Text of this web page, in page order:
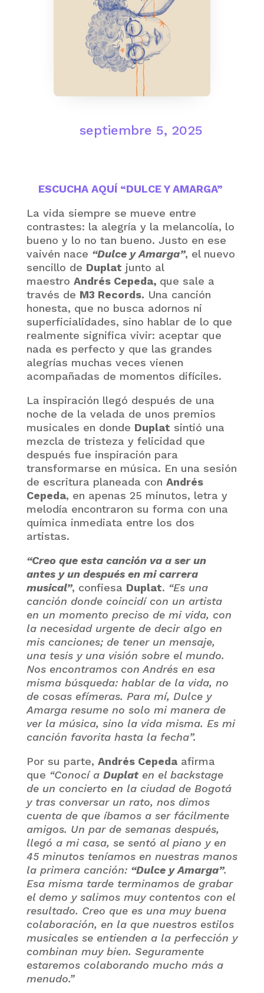
septiembre 5, 2025
ESCUCHA AQUÍ “DULCE Y AMARGA”
La vida siempre se mueve entre
contrastes: la alegría y la melancolía, lo
bueno y lo no tan bueno. Justo en ese
vaivén nace “Dulce y Amarga”, el nuevo
sencillo de Duplat junto al
maestro Andrés Cepeda, que sale a
través de M3 Records. Una canción
honesta, que no busca adornos ni
superficialidades, sino hablar de lo que
realmente significa vivir: aceptar que
nada es perfecto y que las grandes
alegrías muchas veces vienen
acompañadas de momentos difíciles.
La inspiración llegó después de una
noche de la velada de unos premios
musicales en donde Duplat sintió una
mezcla de tristeza y felicidad que
después fue inspiración para
transformarse en música. En una sesión
de escritura planeada con Andrés
Cepeda, en apenas 25 minutos, letra y
melodía encontraron su forma con una
química inmediata entre los dos
artistas.
“Creo que esta canción va a ser un
antes y un después en mi carrera
musical”, confiesa Duplat. “Es una
canción donde coincidí con un artista
en un momento preciso de mi vida, con
la necesidad urgente de decir algo en
mis canciones; de tener un mensaje,
una tesis y una visión sobre el mundo.
Nos encontramos con Andrés en esa
misma búsqueda: hablar de la vida, no
de cosas efímeras. Para mí, Dulce y
Amarga resume no solo mi manera de
ver la música, sino la vida misma. Es mi
canción favorita hasta la fecha”.
Por su parte, Andrés Cepedaafirma
que “Conocí a Duplaten el backstage
de un concierto en la ciudad de Bogotá
y tras conversar un rato, nos dimos
cuenta de que íbamos a ser fácilmente
amigos. Un par de semanas después,
llegó a mi casa, se sentó al piano y en
45 minutos teníamos en nuestras manos
la primera canción: “Dulce y Amarga”.
Esa misma tarde terminamos de grabar
el demo y salimos muy contentos con el
resultado. Creo que es una muy buena
colaboración, en la que nuestros estilos
musicales se entienden a la perfección y
combinan muy bien. Seguramente
estaremos colaborando mucho más a
menudo.”